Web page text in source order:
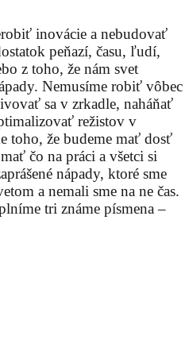
inovácie a nebudovať
peňazí, času, ľudí,
z toho, že nám svet
Nemusíme robiť vôbec
sa v zrkadle, naháňať
režistov v
toho, že budeme mať dosť
čo na práci a všetci si
nápady, ktoré sme
a nemali sme na ne čas.
tri známe písmena –